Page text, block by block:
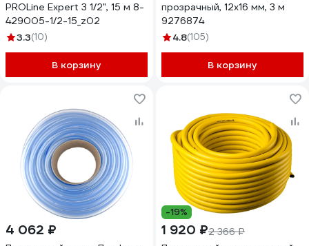
PROLine Expert 3 1/2", 15 м 8-
429005-1/2-15_z02
3.3(10)
В корзину
прозрачный, 12x16 мм, 3 м
9276874
4.8(105)
В корзину
4 062 ₽
-19%
1 920 ₽2 366 ₽